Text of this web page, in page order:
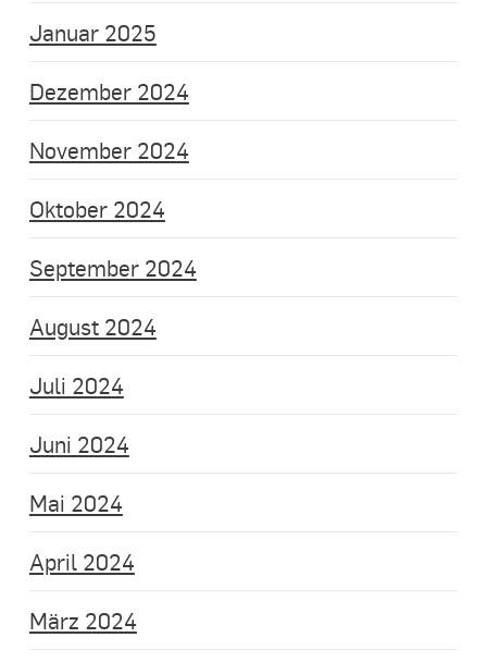
Januar 2025
Dezember 2024
November 2024
Oktober 2024
September 2024
August 2024
Juli 2024
Juni 2024
Mai 2024
April 2024
März 2024